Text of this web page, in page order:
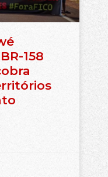
158